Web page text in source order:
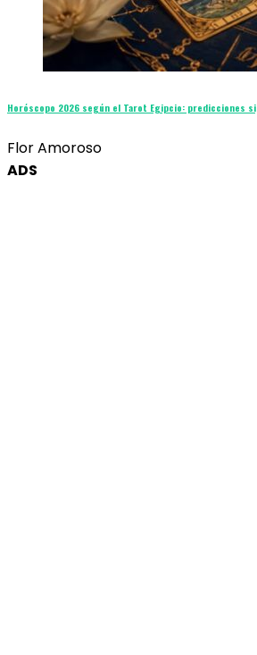
Horóscopo 2026 según el Tarot Egipcio: predicciones
Flor Amoroso
ADS